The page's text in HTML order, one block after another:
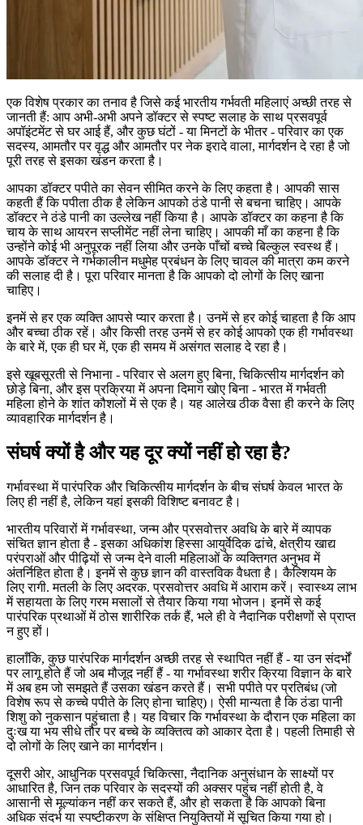
एक विशेष प्रकार का तनाव है जिसे कई भारतीय गर्भवती महिलाएं अच्छी तरह से
जानती हैं: आप अभी-अभी अपने डॉक्टर से स्पष्ट सलाह के साथ प्रसवपूर्व
अपॉइंटमेंट से घर आई हैं, और कुछ घंटों - या मिनटों के भीतर - परिवार का एक
सदस्य, आमतौर पर वृद्ध और आमतौर पर नेक इरादे वाला, मार्गदर्शन दे रहा है जो
पूरी तरह से इसका खंडन करता है।
आपका डॉक्टर पपीते का सेवन सीमित करने के लिए कहता है। आपकी सास
कहती हैं कि पपीता ठीक है लेकिन आपको ठंडे पानी से बचना चाहिए। आपके
डॉक्टर ने ठंडे पानी का उल्लेख नहीं किया है। आपके डॉक्टर का कहना है कि
चाय के साथ आयरन सप्लीमेंट नहीं लेना चाहिए। आपकी माँ का कहना है कि
उन्होंने कोई भी अनुपूरक नहीं लिया और उनके पाँचों बच्चे बिल्कुल स्वस्थ हैं।
आपके डॉक्टर ने गर्भकालीन मधुमेह प्रबंधन के लिए चावल की मात्रा कम करने
की सलाह दी है। पूरा परिवार मानता है कि आपको दो लोगों के लिए खाना
चाहिए।
इनमें से हर एक व्यक्ति आपसे प्यार करता है। उनमें से हर कोई चाहता है कि आप
और बच्चा ठीक रहें। और किसी तरह उनमें से हर कोई आपको एक ही गर्भावस्था
के बारे में, एक ही घर में, एक ही समय में असंगत सलाह दे रहा है।
इसे खूबसूरती से निभाना - परिवार से अलग हुए बिना, चिकित्सीय मार्गदर्शन को
छोड़े बिना, और इस प्रक्रिया में अपना दिमाग खोए बिना - भारत में गर्भवती
महिला होने के शांत कौशलों में से एक है। यह आलेख ठीक वैसा ही करने के लिए
व्यावहारिक मार्गदर्शन है।
संघर्ष क्यों है और यह दूर क्यों नहीं हो रहा है?
गर्भावस्था में पारंपरिक और चिकित्सीय मार्गदर्शन के बीच संघर्ष केवल भारत के
लिए ही नहीं है, लेकिन यहां इसकी विशिष्ट बनावट है।
भारतीय परिवारों में गर्भावस्था, जन्म और प्रसवोत्तर अवधि के बारे में व्यापक
संचित ज्ञान होता है - इसका अधिकांश हिस्सा आयुर्वेदिक ढांचे, क्षेत्रीय खाद्य
परंपराओं और पीढ़ियों से जन्म देने वाली महिलाओं के व्यक्तिगत अनुभव में
अंतर्निहित होता है। इनमें से कुछ ज्ञान की वास्तविक वैधता है। कैल्शियम के
लिए रागी. मतली के लिए अदरक. प्रसवोत्तर अवधि में आराम करें। स्वास्थ्य लाभ
में सहायता के लिए गरम मसालों से तैयार किया गया भोजन। इनमें से कई
पारंपरिक प्रथाओं में ठोस शारीरिक तर्क हैं, भले ही वे नैदानिक ​​​​परीक्षणों से प्राप्त
न हुए हों।
हालाँकि, कुछ पारंपरिक मार्गदर्शन अच्छी तरह से स्थापित नहीं हैं - या उन संदर्भों
पर लागू होते हैं जो अब मौजूद नहीं हैं - या गर्भावस्था शरीर क्रिया विज्ञान के बारे
में अब हम जो समझते हैं उसका खंडन करते हैं। सभी पपीते पर प्रतिबंध (जो
विशेष रूप से कच्चे पपीते के लिए होना चाहिए)। ऐसी मान्यता है कि ठंडा पानी
शिशु को नुकसान पहुंचाता है। यह विचार कि गर्भावस्था के दौरान एक महिला का
दुःख या भय सीधे तौर पर बच्चे के व्यक्तित्व को आकार देता है। पहली तिमाही से
दो लोगों के लिए खाने का मार्गदर्शन।
दूसरी ओर, आधुनिक प्रसवपूर्व चिकित्सा, नैदानिक ​​​​अनुसंधान के साक्ष्यों पर
आधारित है, जिन तक परिवार के सदस्यों की अक्सर पहुंच नहीं होती है, वे
आसानी से मूल्यांकन नहीं कर सकते हैं, और हो सकता है कि आपको बिना
अधिक संदर्भ या स्पष्टीकरण के संक्षिप्त नियुक्तियों में सूचित किया गया हो।